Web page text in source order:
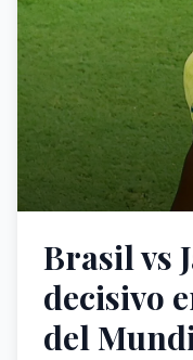
Brasil vs
decisivo
del